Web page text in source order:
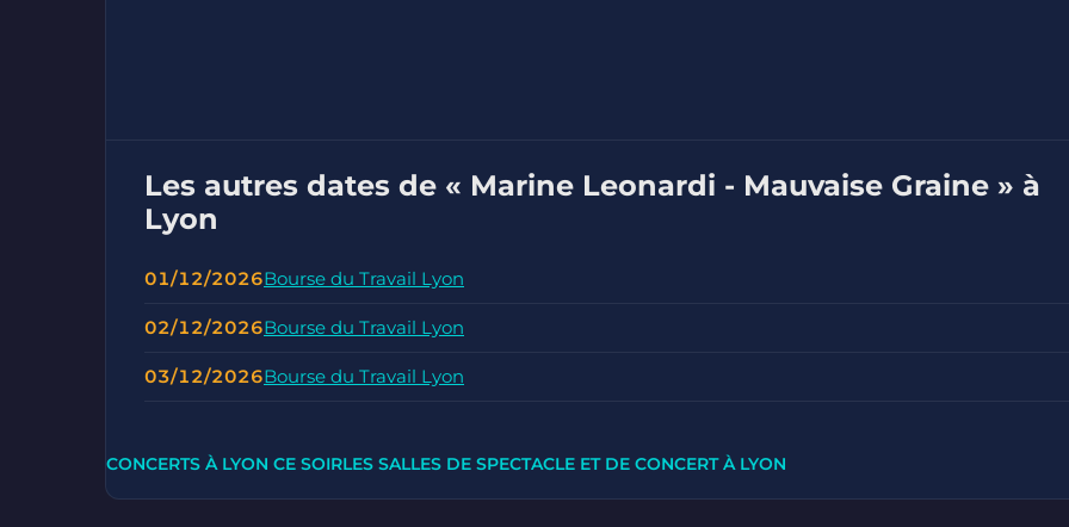
Les autres dates de « Marine Leonardi - Mauvaise Graine » à
Lyon
01/12/2026Bourse du Travail Lyon
02/12/2026Bourse du Travail Lyon
03/12/2026Bourse du Travail Lyon
CONCERTS À LYON CE SOIRLES SALLES DE SPECTACLE ET DE CONCERT À LYON